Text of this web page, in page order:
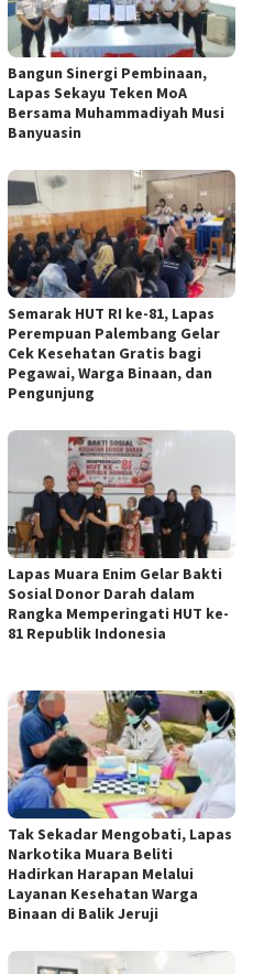
Bangun Sinergi Pembinaan,
Lapas Sekayu Teken MoA
Bersama Muhammadiyah Musi
Banyuasin
Semarak HUT RI ke-81, Lapas
Perempuan Palembang Gelar
Cek Kesehatan Gratis bagi
Pegawai, Warga Binaan, dan
Pengunjung
Lapas Muara Enim Gelar Bakti
Sosial Donor Darah dalam
Rangka Memperingati HUT ke-
81 Republik Indonesia
Tak Sekadar Mengobati, Lapas
Narkotika Muara Beliti
Hadirkan Harapan Melalui
Layanan Kesehatan Warga
Binaan di Balik Jeruji